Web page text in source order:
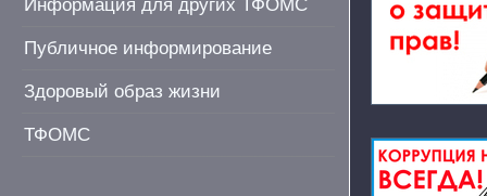
Информация для других ТФОМС
Публичное информирование
Здоровый образ жизни
ТФОМС